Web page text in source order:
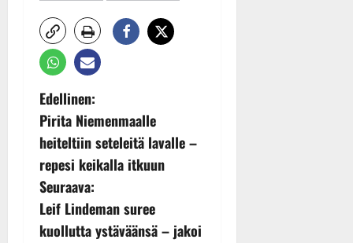
P
o
s
t
n
Edellinen:
Pirita Niemenmaalle
heiteltiin seteleitä lavalle –
repesi keikalla itkuun
Seuraava:
Leif Lindeman suree
kuollutta ystäväänsä – jakoi